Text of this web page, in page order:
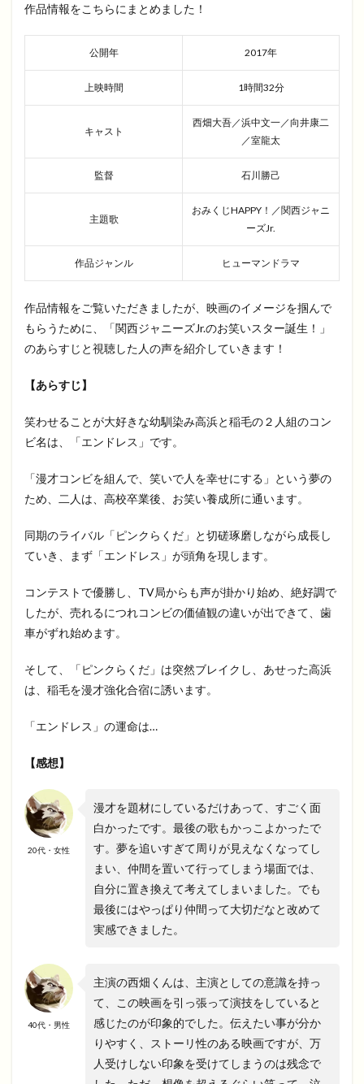
作品情報をこちらにまとめました！
公開年 2017年
上映時間 1時間32分
キャスト
西畑大吾／浜中文一／向井康二
／室龍太
監督 石川勝己
主題歌
おみくじHAPPY！／関西ジャニ
ーズJr.
作品ジャンル ヒューマンドラマ
作品情報をご覧いただきましたが、映画のイメージを掴んで
もらうために、「関西ジャニーズJr.のお笑いスター誕生！」
のあらすじと視聴した人の声を紹介していきます！
【あらすじ】
笑わせることが大好きな幼馴染み高浜と稲毛の２人組のコン
ビ名は、「エンドレス」です。
「漫才コンビを組んで、笑いで人を幸せにする」という夢の
ため、二人は、高校卒業後、お笑い養成所に通います。
同期のライバル「ピンクらくだ」と切磋琢磨しながら成長し
ていき、まず「エンドレス」が頭角を現します。
コンテストで優勝し、TV局からも声が掛かり始め、絶好調で
したが、売れるにつれコンビの価値観の違いが出できて、歯
車がずれ始めます。
そして、「ピンクらくだ」は突然ブレイクし、あせった高浜
は、稲毛を漫才強化合宿に誘います。
「エンドレス」の運命は…
【感想】
20代・女性
漫才を題材にしているだけあって、すごく面
白かったです。最後の歌もかっこよかったで
す。夢を追いすぎて周りが見えなくなってし
まい、仲間を置いて行ってしまう場面では、
自分に置き換えて考えてしまいました。でも
最後にはやっぱり仲間って大切だなと改めて
実感できました。
40代・男性
主演の西畑くんは、主演としての意識を持っ
て、この映画を引っ張って演技をしていると
感じたのが印象的でした。伝えたい事が分か
りやすく、ストーリ性のある映画ですが、万
人受けしない印象を受けてしまうのは残念で